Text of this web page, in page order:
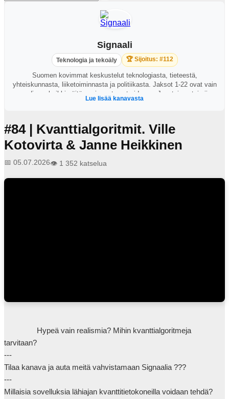
Signaali
Teknologia ja tekoäly 🏆 Sijoitus: #112
Suomen kovimmat keskustelut teknologiasta, tieteestä,
yhteiskunnasta, liiketoiminnasta ja politiikasta. Jaksot 1-22 ovat vain
audiona, kaikki näitä uusimmat ovat videona. Juontajana toimii
George Lapinlampi.
Lue lisää kanavasta
#84 | Kvanttialgoritmit. Ville
Kotovirta & Janne Heikkinen
📅 05.07.2026👁️ 1 352 katselua
tarvitaan?
---
Tilaa kanava ja auta meitä vahvistamaan Signaalia ???
---
Millaisia sovelluksia lähiajan kvanttitietokoneilla voidaan tehdä?